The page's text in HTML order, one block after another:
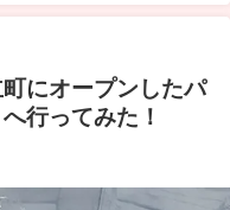
にオープンしたパ
行ってみた！